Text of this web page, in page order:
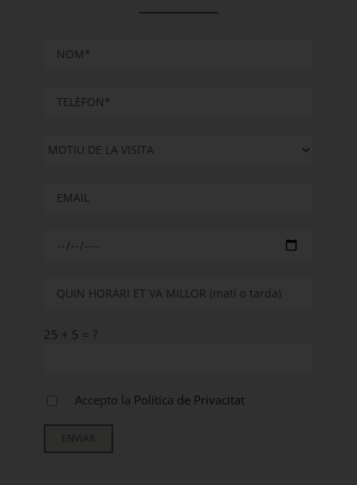
25 + 5 = ?
Accepto la Política de Privacitat